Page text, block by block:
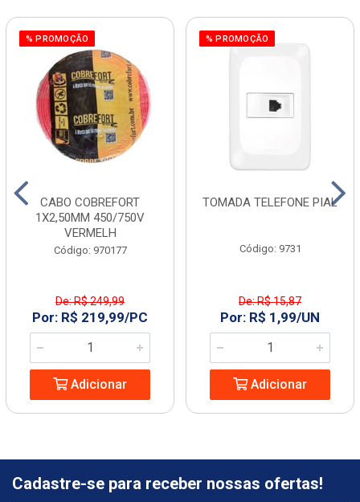
% PROMOÇÃO
CABO COBREFORT
1X2,50MM 450/750V
VERMELH
Código: 970177
De: R$ 249,99
Por: R$ 219,99/PC
Adicionar
% PROMOÇÃO
TOMADA TELEFONE PIAL
Código: 9731
De: R$ 15,87
Por: R$ 1,99/UN
Adicionar
Cadastre-se para receber nossas ofertas!